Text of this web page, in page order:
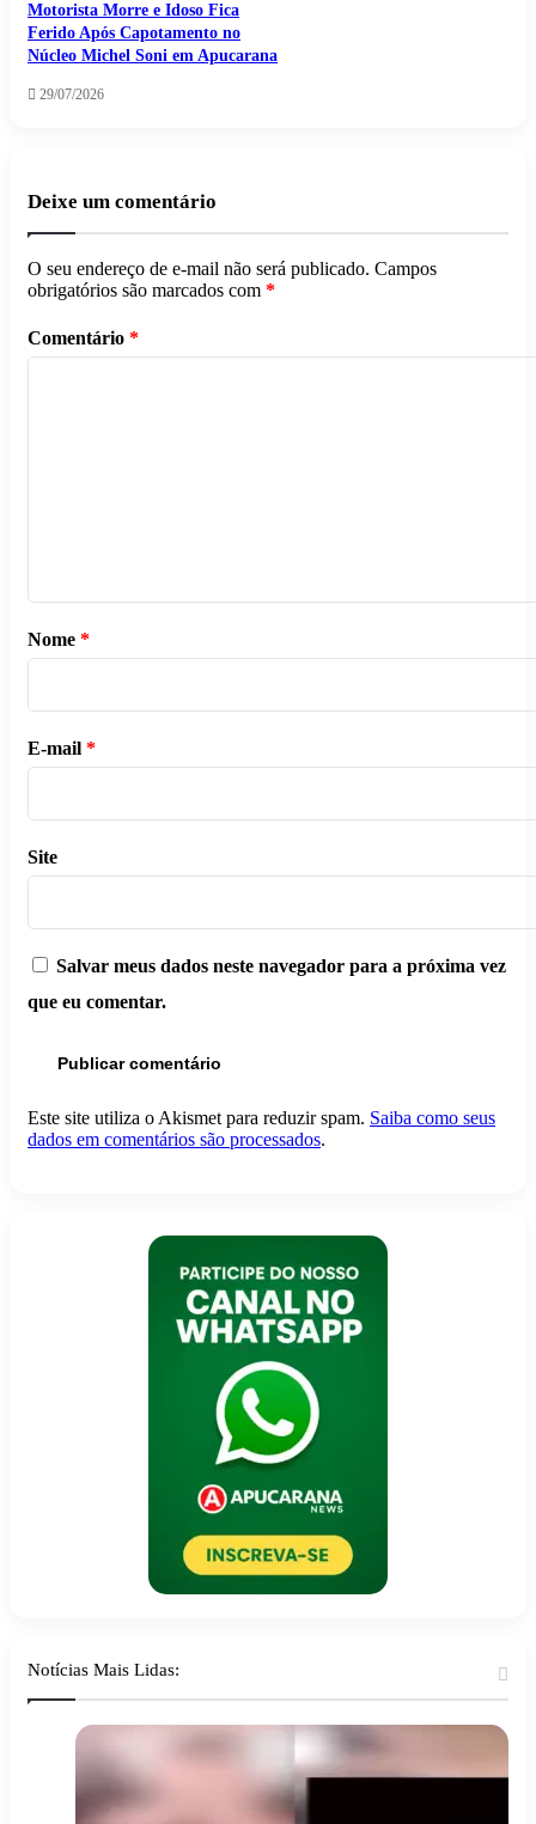
Motorista Morre e Idoso Fica
Ferido Após Capotamento no
Núcleo Michel Soni em Apucarana
29/07/2026
Deixe um comentário
O seu endereço de e-mail não será publicado. Campos
obrigatórios são marcados com *
Comentário *
Nome *
E-mail *
Site
Salvar meus dados neste navegador para a próxima vez
que eu comentar.
Este site utiliza o Akismet para reduzir spam. Saiba como seus
dados em comentários são processados.
Notícias Mais Lidas: